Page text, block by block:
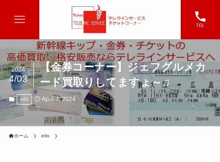
TEL
【金券コーナー】ジェフグルメカ
ード買取りしてますょ～♫
2024
4/03
info April 4, 2024
ホーム info